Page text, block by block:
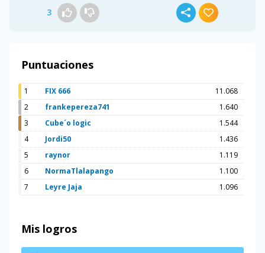
3
Puntuaciones
1 FIX 666
11.068
2
frankepereza741
1.640
3
Cube´o logic
1.544
4
Jordi50
1.436
5
raynor
1.119
6
NormaTlalapango
1.100
7
Leyre Jaja 1.096
Mis logros